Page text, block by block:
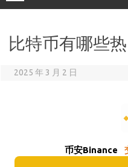
比特币有哪些
2025 年 3 月 2 日
币安Binance